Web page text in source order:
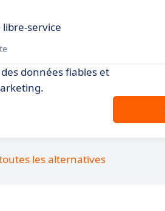
libre-service
données fiables et
les alternatives